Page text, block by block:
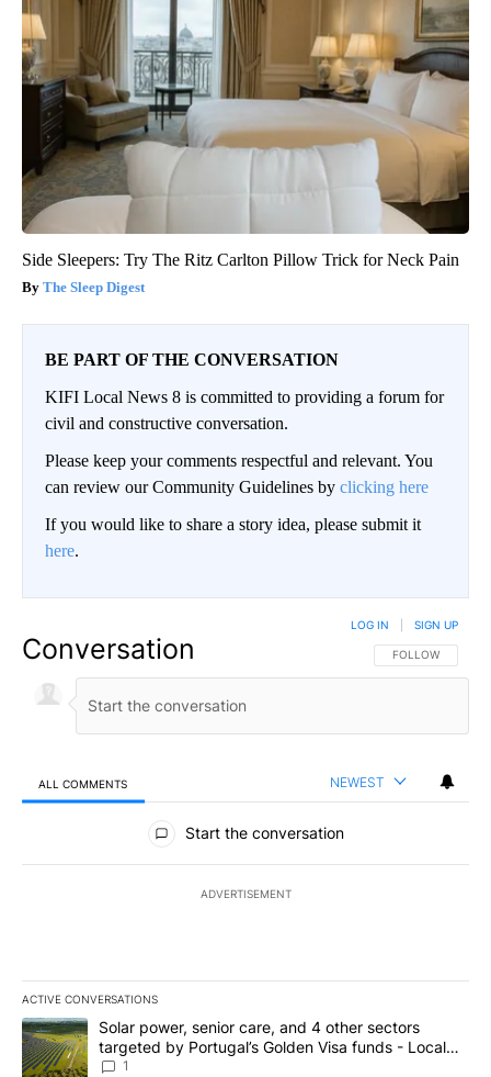
Side Sleepers: Try The Ritz Carlton Pillow Trick for Neck Pain
The Sleep Digest
BE PART OF THE CONVERSATION
KIFI Local News 8 is committed to providing a forum for
civil and constructive conversation.
Please keep your comments respectful and relevant. You
can review our Community Guidelines by clicking here
If you would like to share a story idea, please submit it
here.
Conversation FOLLOW THIS
FOLLOW
LOG IN SIGN UP
ALL COMMENTS NEWEST
All Comments
Start the conversation
ADVERTISEMENT
ACTIVE CONVERSATIONS
The following is a list of the most commented articles in the last
A trending article titled "Solar power, senior care, and 4 other
Solar power, senior care, and 4 other sectors
targeted by Portugal’s Golden Visa funds - Local
News 8
1